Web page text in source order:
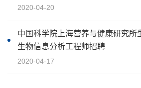
2020-04-20
中国科学院上海营养与健康研究所
生物信息分析工程师招聘
2020-04-17